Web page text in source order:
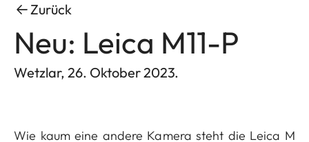
Zurück
Neu: Leica M11-P
Wetzlar, 26. Oktober 2023.
Wie kaum eine andere Kamera steht die Leica M